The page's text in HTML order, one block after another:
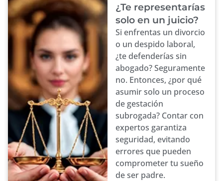
¿Te representarías
solo en un juicio?
Si enfrentas un divorcio
o un despido laboral,
¿te defenderías sin
abogado? Seguramente
no. Entonces, ¿por qué
asumir solo un proceso
de gestación
subrogada? Contar con
expertos garantiza
seguridad, evitando
errores que pueden
comprometer tu sueño
de ser padre.